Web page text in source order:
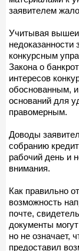
заявителем
Учитывая
конкурсным
Закона о
интересов
обоснованным,
оснований для
правомерным.
Доводы
собранию
рабочий день и
внимания.
Как правильно
возможность
почте,
документы
но не означает,
предоставил